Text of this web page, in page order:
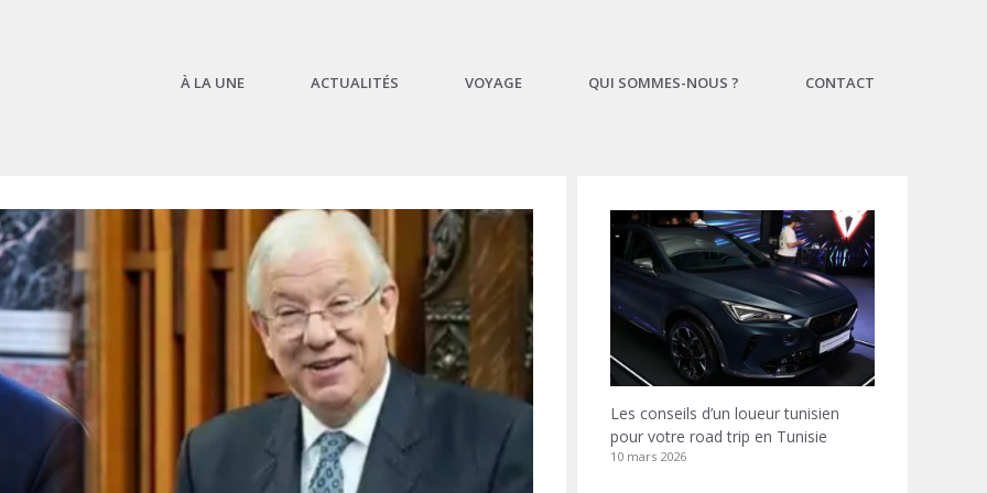
À LA UNE ACTUALITÉS VOYAGE QUI SOMMES-NOUS ? CONTACT
Les conseils d’un loueur tunisien
pour votre road trip en Tunisie
10 mars 2026